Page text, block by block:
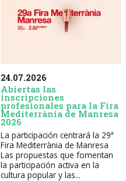
24.07.2026
Abiertas las
inscripciones
profesionales para la Fira
Mediterrània de Manresa
2026
La participación centrará la 29ª
Fira Mediterrània de Manresa
Las propuestas que fomentan
la participación activa en la
cultura popular y las...